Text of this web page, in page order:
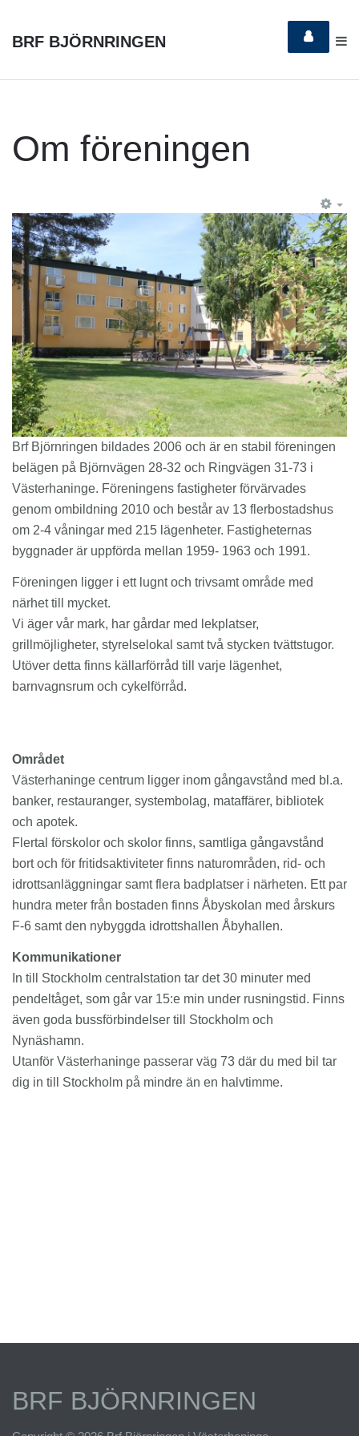
BRF BJÖRNRINGEN
Om föreningen
Brf Björnringen bildades 2006 och är en stabil föreningen
belägen på Björnvägen 28-32 och Ringvägen 31-73 i
Västerhaninge. Föreningens fastigheter förvärvades
genom ombildning 2010 och består av 13 flerbostadshus
om 2-4 våningar med 215 lägenheter. Fastigheternas
byggnader är uppförda mellan 1959- 1963 och 1991.
Föreningen ligger i ett lugnt och trivsamt område med
närhet till mycket.
Vi äger vår mark, har gårdar med lekplatser,
grillmöjligheter, styrelselokal samt två stycken tvättstugor.
Utöver detta finns källarförråd till varje lägenhet,
barnvagnsrum och cykelförråd.
Området
Västerhaninge centrum ligger inom gångavstånd med bl.a.
banker, restauranger, systembolag, mataffärer, bibliotek
och apotek.
Flertal förskolor och skolor finns, samtliga gångavstånd
bort och för fritidsaktiviteter finns naturområden, rid- och
idrottsanläggningar samt flera badplatser i närheten. Ett par
hundra meter från bostaden finns Åbyskolan med årskurs
F-6 samt den nybyggda idrottshallen Åbyhallen.
Kommunikationer
In till Stockholm centralstation tar det 30 minuter med
pendeltåget, som går var 15:e min under rusningstid. Finns
även goda bussförbindelser till Stockholm och
Nynäshamn.
Utanför Västerhaninge passerar väg 73 där du med bil tar
dig in till Stockholm på mindre än en halvtimme.
BRF BJÖRNRINGEN